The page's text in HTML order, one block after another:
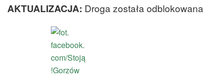
AKTUALIZACJA: Droga została odblokowana